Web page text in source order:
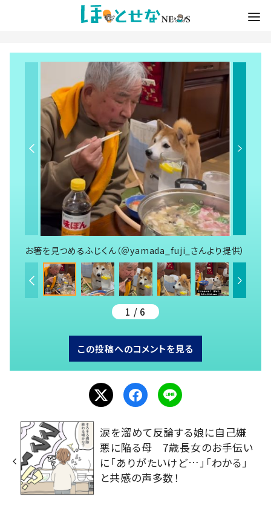
お箸を見つめるふじくん（＠yamada_fuji_さんより提供）
1 / 6
この投稿へのコメントを見る
涙を溜めて反論する娘に自己嫌
悪に陥る母 7歳長女のお手伝い
に「ありがたいけど…」「わかる」
と共感の声多数！